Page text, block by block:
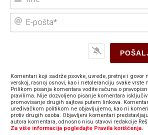
Komentari koji sadrže psovke, uvrede, pretnje i
verskoj, rasnoj osnovi, kao i netoleranciju svake vrste
Prilikom pisanja komentara vodite računa o
pravilima. Nije dozvoljeno pisanje komentara
promovisanje drugih sajtova putem linkova.
uređivačkom politikom ne objavljujemo, kao ni
protiv drugih osoba. Objavljeni komentari
autora komentara, odnosno nisu stavovi redakcije
Za više informacija pogledajte Pravila korišćenja.